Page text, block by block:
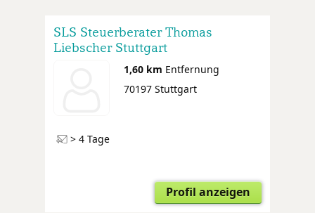
SLS Steuerberater Thomas
Liebscher Stuttgart
1,60 km Entfernung
70197 Stuttgart
> 4 Tage
Profil anzeigen